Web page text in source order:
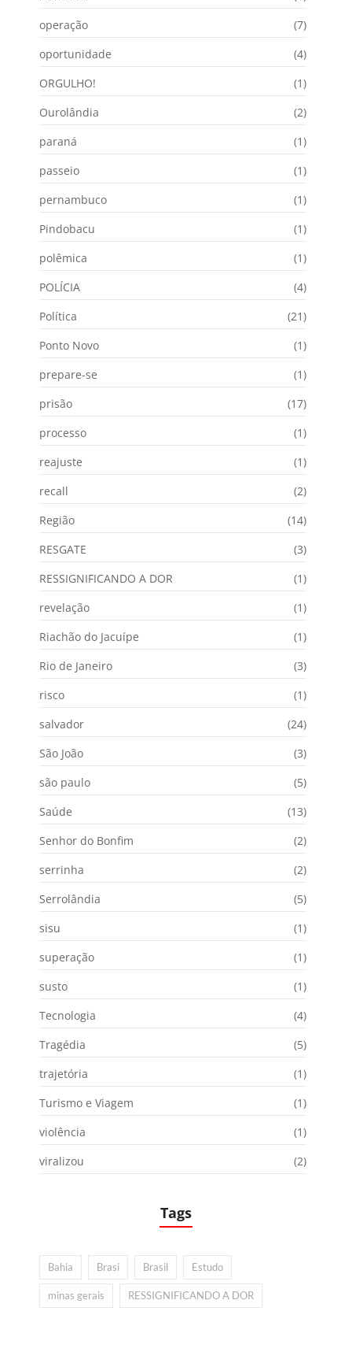
operação
(7)
oportunidade
(4)
ORGULHO!
(1)
Ourolândia
(2)
paraná
(1)
passeio
(1)
pernambuco
(1)
Pindobacu
(1)
polêmica
(1)
POLÍCIA
(4)
Política
(21)
Ponto Novo
(1)
prepare-se
(1)
prisão
(17)
processo
(1)
reajuste
(1)
recall
(2)
Região
(14)
RESGATE
(3)
RESSIGNIFICANDO A DOR
(1)
revelação
(1)
Riachão do Jacuípe
(1)
Rio de Janeiro
(3)
risco
(1)
salvador
(24)
São João
(3)
são paulo
(5)
Saúde
(13)
Senhor do Bonfim
(2)
serrinha
(2)
Serrolândia
(5)
sisu
(1)
superação
(1)
susto
(1)
Tecnologia
(4)
Tragédia
(5)
trajetória
(1)
Turismo e Viagem
(1)
violência
(1)
viralizou
(2)
Tags
Bahia Brasi Brasil Estudo
minas gerais RESSIGNIFICANDO A DOR